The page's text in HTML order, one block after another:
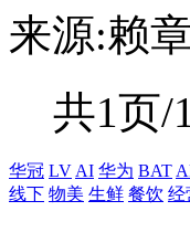
来源:赖
共1页/
华冠 LV AI 华为 BAT
线下 物美 生鲜 餐饮 经